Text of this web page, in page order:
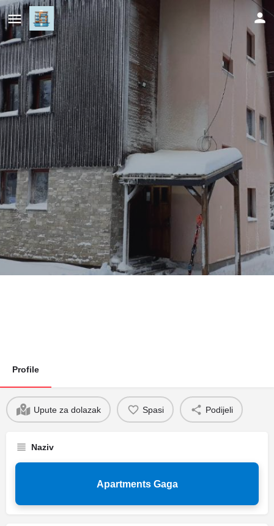
Apartments Gaga
Cijena (po danu)
98KM
Profile
Upute za dolazak Spasi Podijeli
Naziv
Apartments Gaga